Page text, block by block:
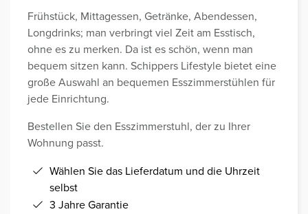
Frühstück, Mittagessen, Getränke, Abendessen,
Longdrinks; man verbringt viel Zeit am Esstisch,
ohne es zu merken. Da ist es schön, wenn man
bequem sitzen kann. Schippers Lifestyle bietet eine
große Auswahl an bequemen Esszimmerstühlen für
jede Einrichtung.
Bestellen Sie den Esszimmerstuhl, der zu Ihrer
Wohnung passt.
Wählen Sie das Lieferdatum und die Uhrzeit
selbst
3 Jahre Garantie